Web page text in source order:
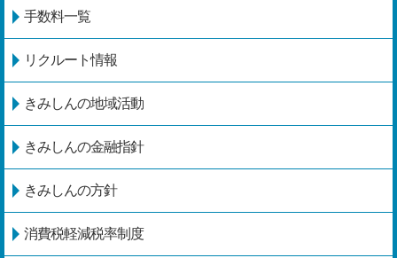
手数料一覧
リクルート情報
きみしんの地域活動
きみしんの金融指針
きみしんの方針
消費税軽減税率制度